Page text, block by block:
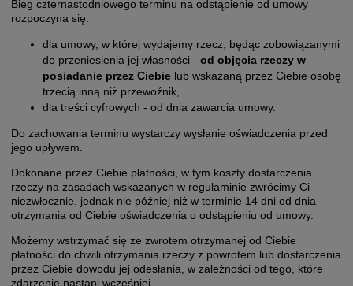
Bieg czternastodniowego terminu na odstąpienie od umowy
rozpoczyna się:
dla umowy, w której wydajemy rzecz, będąc zobowiązanymi
do przeniesienia jej własności - od objęcia rzeczy w
posiadanie przez Ciebie lub wskazaną przez Ciebie osobę
trzecią inną niż przewoźnik,
dla treści cyfrowych - od dnia zawarcia umowy.
Do zachowania terminu wystarczy wysłanie oświadczenia przed
jego upływem.
Dokonane przez Ciebie płatności, w tym koszty dostarczenia
rzeczy na zasadach wskazanych w regulaminie zwrócimy Ci
niezwłocznie, jednak nie później niż w terminie 14 dni od dnia
otrzymania od Ciebie oświadczenia o odstąpieniu od umowy.
Możemy wstrzymać się ze zwrotem otrzymanej od Ciebie
płatności do chwili otrzymania rzeczy z powrotem lub dostarczenia
przez Ciebie dowodu jej odesłania, w zależności od tego, które
zdarzenie nastąpi wcześniej.